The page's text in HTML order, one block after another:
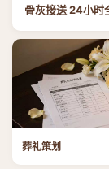
骨灰接送 24小时
葬礼策划